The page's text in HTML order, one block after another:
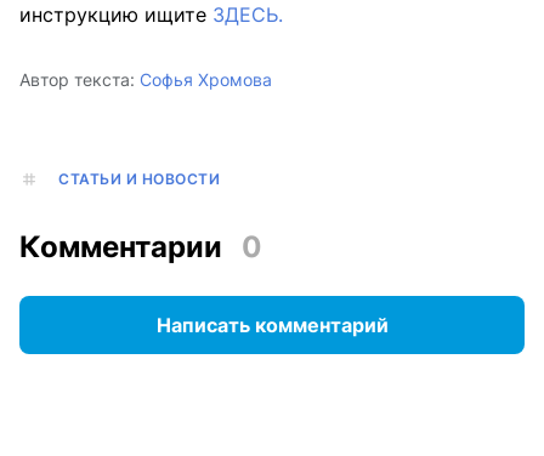
инструкцию ищите ЗДЕСЬ.
Автор текста: Софья Хромова
СТАТЬИ И НОВОСТИ
Комментарии 0
Написать комментарий